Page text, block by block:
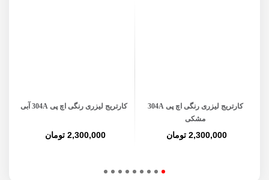
کارتریج لیزری رنگی اچ پی 304A
مشکی
2,300,000 تومان
کارتریج لیزری رنگی اچ پی 304A آبی
2,300,000 تومان